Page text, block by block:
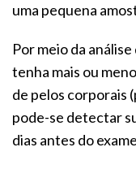
uma pequena
Por meio da
tenha mais ou
de pelos corporais
pode-se detectar
dias antes do